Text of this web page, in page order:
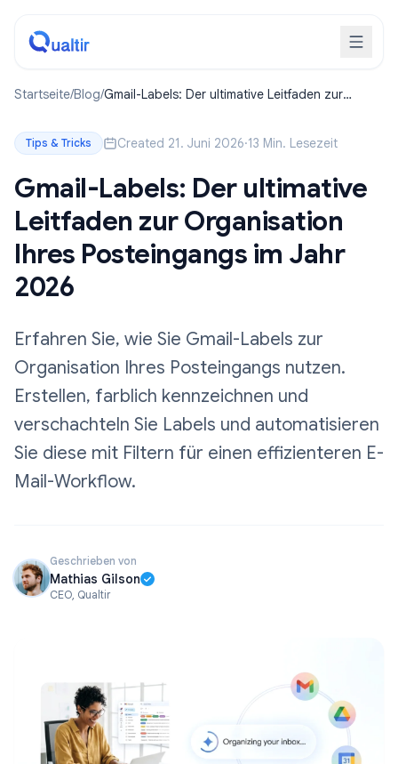
Startseite/Blog/Gmail-Labels: Der ultimative Leitfaden zur
Tips & Tricks Created 21. Juni 2026·13 Min. Lesezeit
Gmail-Labels: Der ultimative
Leitfaden zur Organisation
Ihres Posteingangs im Jahr
2026
Erfahren Sie, wie Sie Gmail-Labels zur
Organisation Ihres Posteingangs nutzen.
Erstellen, farblich kennzeichnen und
verschachteln Sie Labels und automatisieren
Sie diese mit Filtern für einen effizienteren E-
Mail-Workflow.
Geschrieben von
Mathias Gilson
CEO, Qualtir